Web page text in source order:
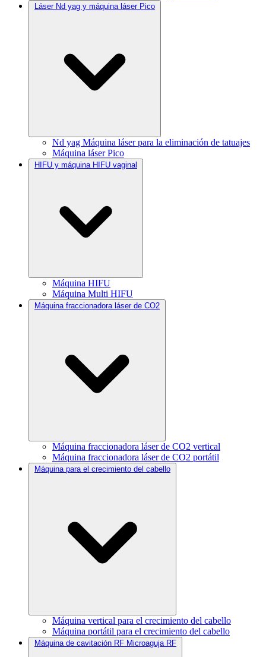
Láser Nd yag y máquina láser Pico
Nd yag Máquina láser para la eliminación de tatuajes
Máquina láser Pico
HIFU y máquina HIFU vaginal
Máquina HIFU
Máquina Multi HIFU
Máquina fraccionadora láser de CO2
Máquina fraccionadora láser de CO2 vertical
Máquina fraccionadora láser de CO2 portátil
Máquina para el crecimiento del cabello
Máquina vertical para el crecimiento del cabello
Máquina portátil para el crecimiento del cabello
Máquina de cavitación RF Microaguja RF